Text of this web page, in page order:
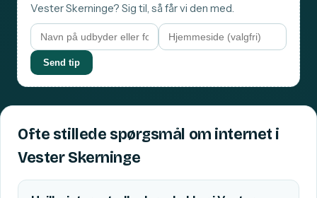
Vester Skerninge? Sig til, så får vi den med.
Send tip
Ofte stillede spørgsmål om internet i
Vester Skerninge